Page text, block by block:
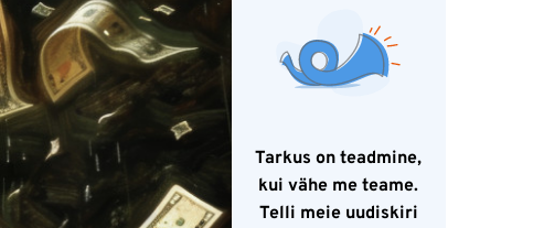
Tarkus on teadmine,
kui vähe me teame.
Telli meie uudiskiri